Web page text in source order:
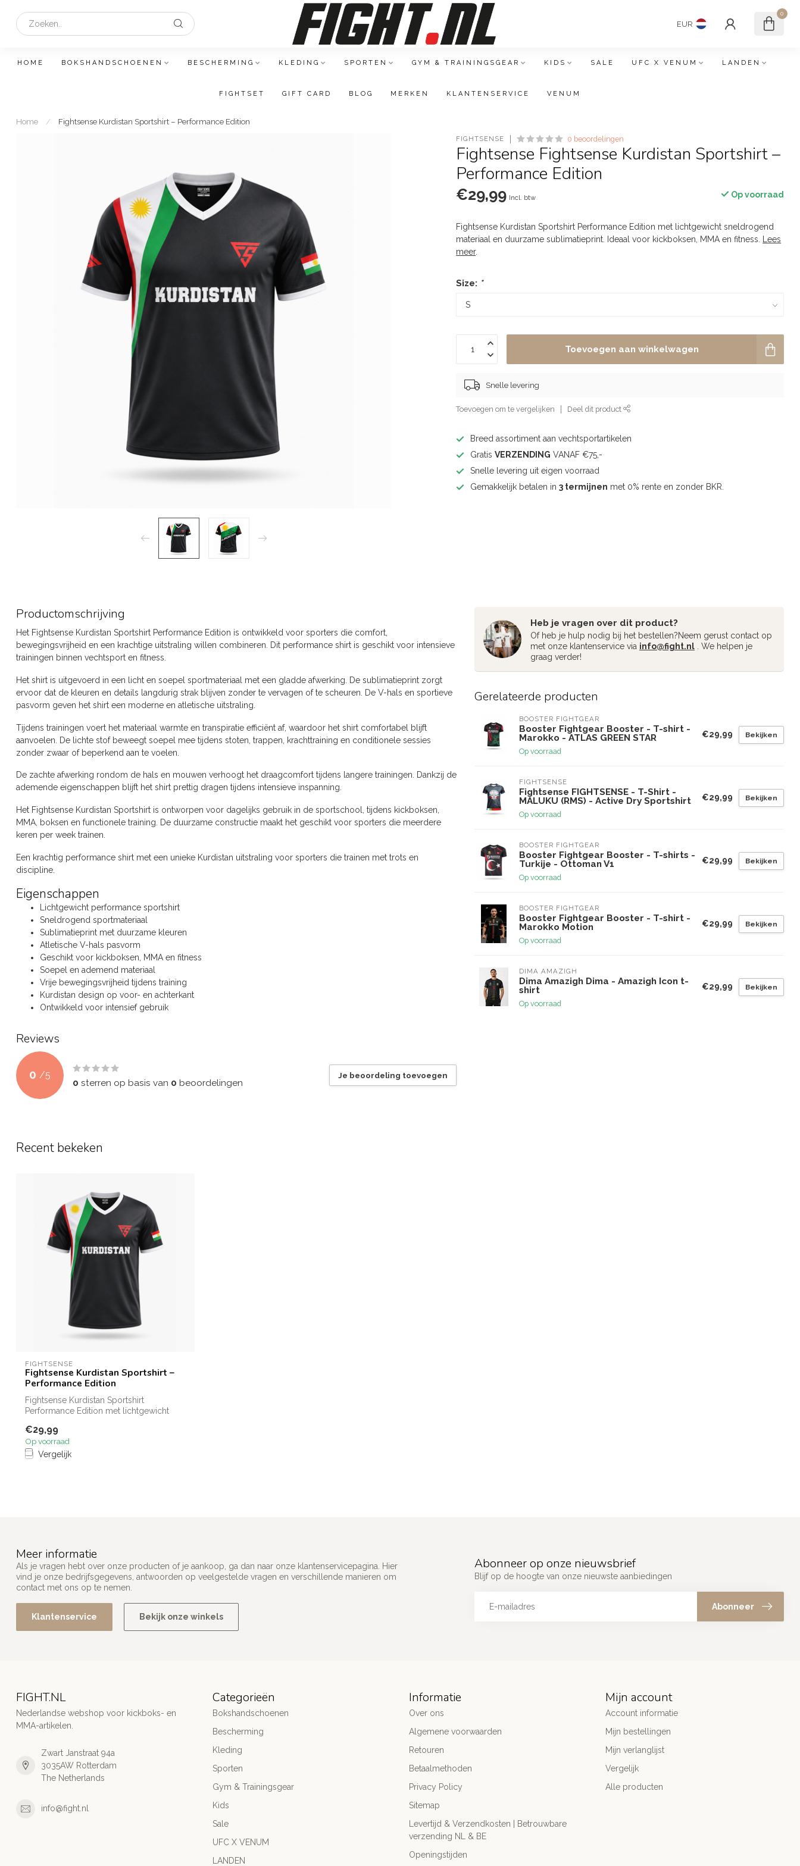
EUR
0
HOME BOKSHANDSCHOENEN BESCHERMING KLEDING SPORTEN GYM & TRAININGSGEAR KIDS SALE UFC X VENUM LANDEN
FIGHTSET GIFT CARD BLOG MERKEN KLANTENSERVICE VENUM
Home / Fightsense Kurdistan Sportshirt – Performance Edition
FIGHTSENSE 0 beoordelingen
Fightsense Fightsense Kurdistan Sportshirt –
Performance Edition
€29,99 Incl. btw Op voorraad
Fightsense Kurdistan Sportshirt Performance Edition met lichtgewicht sneldrogend
materiaal en duurzame sublimatieprint. Ideaal voor kickboksen, MMA en fitness.
Lees
meer.
Size: *
Toevoegen aan winkelwagen
Snelle levering
Toevoegen om te vergelijken Deel dit product
Breed assortiment aan vechtsportartikelen
GratisVERZENDING VANAF €75,-
Snelle levering uit eigen voorraad
Gemakkelijk betalen in3 termijnen met 0% rente en zonder BKR.
Productomschrijving
Het Fightsense Kurdistan Sportshirt Performance Edition is ontwikkeld voor sporters die comfort,
bewegingsvrijheid en een krachtige uitstraling willen combineren. Dit performance shirt is geschikt voor intensieve
trainingen binnen vechtsport en fitness.
Het shirt is uitgevoerd in een licht en soepel sportmateriaal met een gladde afwerking. De sublimatieprint zorgt
ervoor dat de kleuren en details langdurig strak blijven zonder te vervagen of te scheuren. De V-hals en sportieve
pasvorm geven het shirt een moderne en atletische uitstraling.
Tijdens trainingen voert het materiaal warmte en transpiratie efficiënt af, waardoor het shirt comfortabel blijft
aanvoelen. De lichte stof beweegt soepel mee tijdens stoten, trappen, krachttraining en conditionele sessies
zonder zwaar of beperkend aan te voelen.
De zachte afwerking rondom de hals en mouwen verhoogt het draagcomfort tijdens langere trainingen. Dankzij de
ademende eigenschappen blijft het shirt prettig dragen tijdens intensieve inspanning.
Het Fightsense Kurdistan Sportshirt is ontworpen voor dagelijks gebruik in de sportschool, tijdens kickboksen,
MMA, boksen en functionele training. De duurzame constructie maakt het geschikt voor sporters die meerdere
keren per week trainen.
Een krachtig performance shirt met een unieke Kurdistan uitstraling voor sporters die trainen met trots en
discipline.
Eigenschappen
Lichtgewicht performance sportshirt
Sneldrogend sportmateriaal
Sublimatieprint met duurzame kleuren
Atletische V-hals pasvorm
Geschikt voor kickboksen, MMA en fitness
Soepel en ademend materiaal
Vrije bewegingsvrijheid tijdens training
Kurdistan design op voor- en achterkant
Ontwikkeld voor intensief gebruik
Reviews
0 /5
0 sterren op basis van 0 beoordelingen
Je beoordeling toevoegen
Heb je vragen over dit product?
Of heb je hulp nodig bij het bestellen?Neem gerust contact op
met onze klantenservice via info@fight.nl . We helpen je
graag verder!
Gerelateerde producten
BOOSTER FIGHTGEAR
Booster Fightgear Booster - T-shirt -
Marokko - ATLAS GREEN STAR
Op voorraad
€29,99 Bekijken
FIGHTSENSE
Fightsense FIGHTSENSE - T-Shirt -
MALUKU (RMS) - Active Dry Sportshirt
Op voorraad
€29,99 Bekijken
BOOSTER FIGHTGEAR
Booster Fightgear Booster - T-shirts -
Turkije - Ottoman V1
Op voorraad
€29,99 Bekijken
BOOSTER FIGHTGEAR
Booster Fightgear Booster - T-shirt -
Marokko Motion
Op voorraad
€29,99 Bekijken
DIMA AMAZIGH
Dima Amazigh Dima - Amazigh Icon t-
shirt
Op voorraad
€29,99 Bekijken
Recent bekeken
FIGHTSENSE
Fightsense Kurdistan Sportshirt –
Performance Edition
Fightsense Kurdistan Sportshirt
Performance Edition met lichtgewicht
€29,99
Op voorraad
Vergelijk
Meer informatie
Als je vragen hebt over onze producten of je aankoop, ga dan naar onze klantenservicepagina. Hier
vind je onze bedrijfsgegevens, antwoorden op veelgestelde vragen en verschillende manieren om
contact met ons op te nemen.
Klantenservice Bekijk onze winkels
Abonneer op onze nieuwsbrief
Blijf op de hoogte van onze nieuwste aanbiedingen
Abonneer
FIGHT.NL
Nederlandse webshop voor kickboks- en
MMA-artikelen.
Zwart Janstraat 94a
3035AW Rotterdam
The Netherlands
info@fight.nl
Categorieën
Bokshandschoenen
Bescherming
Kleding
Sporten
Gym & Trainingsgear
Kids
Sale
UFC X VENUM
LANDEN
Informatie
Over ons
Algemene voorwaarden
Retouren
Betaalmethoden
Privacy Policy
Sitemap
Levertijd & Verzendkosten | Betrouwbare
verzending NL & BE
Openingstijden
Mijn account
Account informatie
Mijn bestellingen
Mijn verlanglijst
Vergelijk
Alle producten